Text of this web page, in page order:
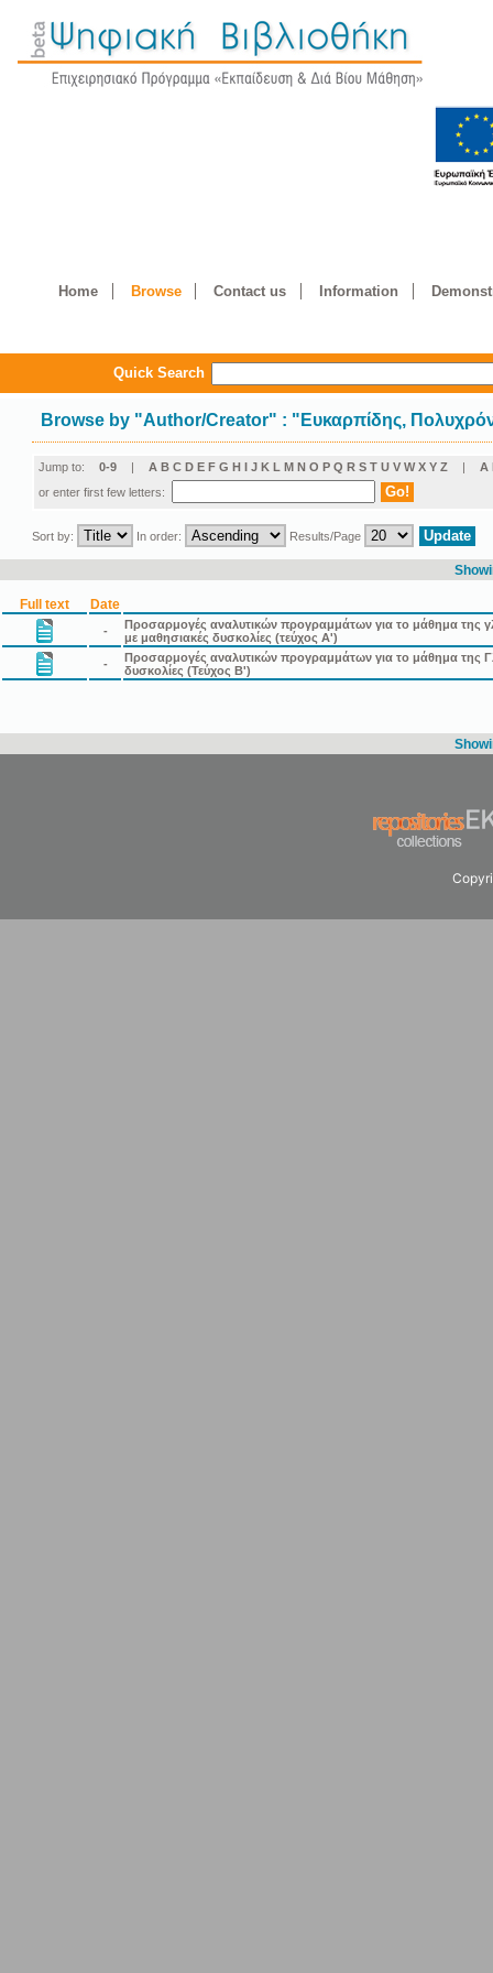
Home Browse Contact us Information
Quick Search
Browse by "Author/Creator" : "Ευκαρπίδης,
Jump to: 0-9 | A B C D E F G H I J K L M N O P Q R S T U V W X Y Z | Α
or enter first few letters:
Sort by: In order: Results/Page
Full text Date
-
Προσαρμογές αναλυτικών προγραμμάτων για το μάθημα της
με μαθησιακές δυσκολίες (τεύχος Α')
-
Προσαρμογές αναλυτικών προγραμμάτων για το μάθημα της
δυσκολίες (Τεύχος Β')